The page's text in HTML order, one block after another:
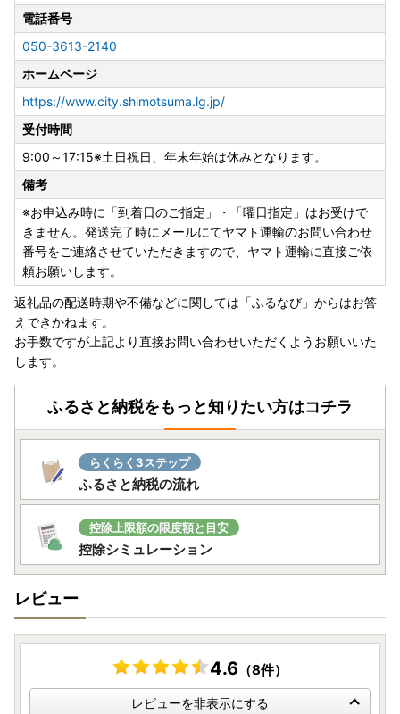
電話番号
050-3613-2140
ホームページ
https://www.city.shimotsuma.lg.jp/
受付時間
9:00～17:15※土日祝日、年末年始は休みとなります。
備考
※お申込み時に「到着日のご指定」・「曜日指定」はお受けで
きません。発送完了時にメールにてヤマト運輸のお問い合わせ
番号をご連絡させていただきますので、ヤマト運輸に直接ご依
頼お願いします。
返礼品の配送時期や不備などに関しては「ふるなび」からはお答
えできかねます。
お手数ですが上記より直接お問い合わせいただくようお願いいた
します。
ふるさと納税をもっと知りたい方はコチラ
らくらく3ステップ
ふるさと納税の流れ
控除上限額の限度額と目安
控除シミュレーション
レビュー
4.6 （8件）
レビューを非表示にする